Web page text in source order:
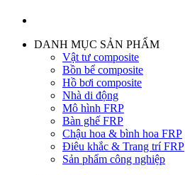
DANH MỤC SẢN PHẨM
Vật tư composite
Bồn bể composite
Hồ bơi composite
Nhà di động
Mô hình FRP
Bàn ghế FRP
Chậu hoa & bình hoa FRP
Điêu khắc & Trang trí FRP
Sản phẩm công nghiệp